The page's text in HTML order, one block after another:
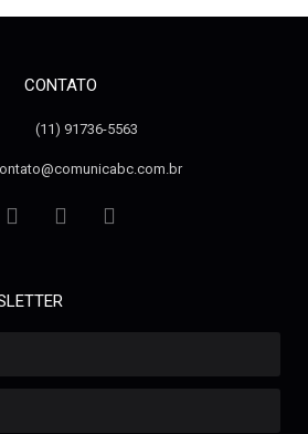
CONTATO
(11) 91736-5563